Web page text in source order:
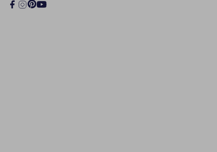
Facebook
Instagram
Pinterest
YouTube